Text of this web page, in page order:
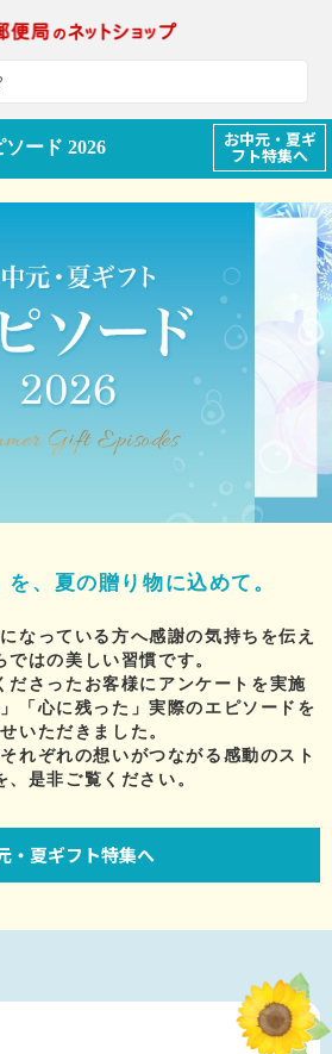
ード 2026 お中元・夏ギ
フト特集へ
を、夏の贈り物に込めて。
なっている方へ感謝の気持ちを伝え
ではの美しい習慣です。
ださったお客様にアンケートを実施
「心に残った」実際のエピソードを
いただきました。
れぞれの想いがつながる感動のスト
、是非ご覧ください。
・夏ギフト特集へ